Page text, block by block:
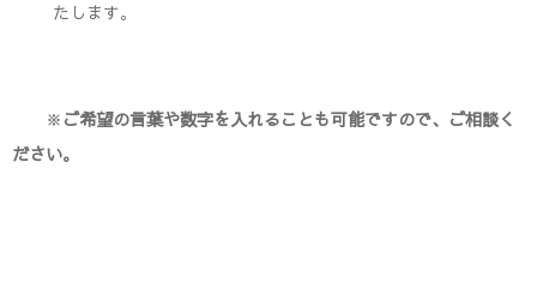
たします。
※ ご希望の言葉や数字を入れることも可能ですので、ご相談く
ださい。